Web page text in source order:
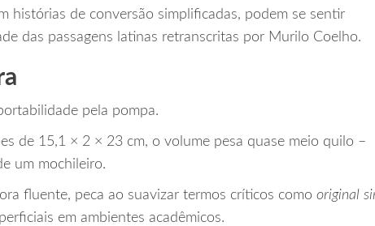
histórias de conversão simplificadas, podem se sentir
das passagens latinas retranscritas por Murilo Coelho.
pela pompa.
de 15,1 × 2 × 23 cm, o volume pesa quase meio quilo –
um mochileiro.
fluente, peca ao suavizar termos críticos como original
em ambientes acadêmicos.